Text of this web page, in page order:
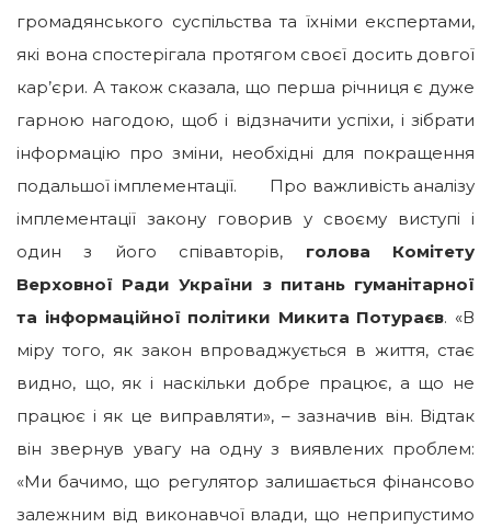
громадянського суспільства та їхніми експертами,
які вона спостерігала протягом своєї досить довгої
кар’єри. А також сказала, що перша річниця є дуже
гарною нагодою, щоб і відзначити успіхи, і зібрати
інформацію про зміни, необхідні для покращення
подальшої імплементації. Про важливість аналізу
імплементації закону говорив у своєму виступі і
один з його співавторів, голова Комітету
Верховної Ради України з питань гуманітарної
та інформаційної політики Микита Потураєв. «В
міру того, як закон впроваджується в життя, стає
видно, що, як і наскільки добре працює, а що не
працює і як це виправляти», – зазначив він. Відтак
він звернув увагу на одну з виявлених проблем:
«Ми бачимо, що регулятор залишається фінансово
залежним від виконавчої влади, що неприпустимо